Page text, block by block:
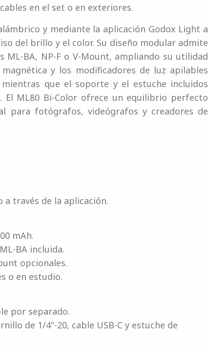
en el set o en exteriores.
y mediante la aplicación Godox Light a
del brillo y el color. Su diseño modular admite
BA, NP-F o V-Mount, ampliando su utilidad
y los modificadores de luz apilables
que el soporte y el estuche incluidos
ML80 Bi-Color ofrece un equilibrio perfecto
para fotógrafos, videógrafos y creadores de
través de la aplicación.
mAh.
BA incluida.
opcionales.
o en estudio.
por separado.
de 1/4"-20, cable USB-C y estuche de